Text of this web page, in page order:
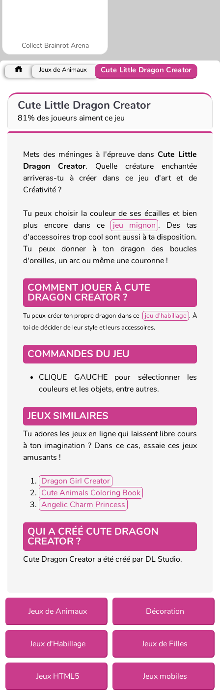
Collect Brainrot Arena
Jeux de Animaux Cute Little Dragon Creator
Cute Little Dragon Creator
81% des joueurs aiment ce jeu
Mets des méninges à l'épreuve dans Cute Little
Dragon Creator. Quelle créature enchantée
arriveras-tu à créer dans ce jeu d'art et de
Créativité ?
Tu peux choisir la couleur de ses écailles et bien
plus encore dans ce
jeu mignon . Des tas
d'accessoires trop cool sont aussi à ta disposition.
Tu peux donner à ton dragon des boucles
d'oreilles, un arc ou même une couronne !
COMMENT JOUER À CUTE
DRAGON CREATOR ?
Tu peux créer ton propre dragon dans ce jeu d'habillage . À
toi de décider de leur style et leurs accessoires.
COMMANDES DU JEU
CLIQUE GAUCHE pour sélectionner les
couleurs et les objets, entre autres.
JEUX SIMILAIRES
Tu adores les jeux en ligne qui laissent libre cours
à ton imagination ? Dans ce cas, essaie ces jeux
amusants !
Dragon Girl Creator
Cute Animals Coloring Book
Angelic Charm Princess
QUI A CRÉÉ CUTE DRAGON
CREATOR ?
Cute Dragon Creator a été créé par DL Studio.
Jeux de Animaux Décoration
Jeux d'Habillage Jeux de Filles
Jeux HTML5 Jeux mobiles